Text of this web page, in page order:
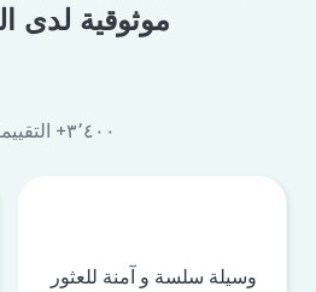
موثوقية لدى
٣٬٤٠٠+ التقييمات
وسيلة سلسة و آمنة للعثور